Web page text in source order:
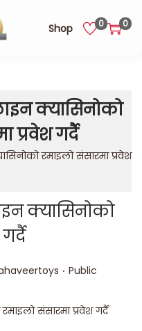
Shop 0 0
क्यासिनोको
प्रवेश गर्दै
रमाइलो संसारमा प्रवेश
क्यासिनोको
. Posted in
Public
संसारमा प्रवेश गर्दै